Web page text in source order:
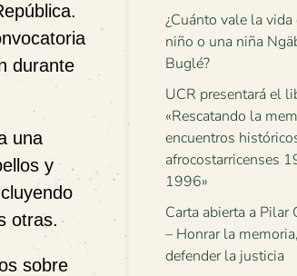
durante
una
y
otras.
sobre
¿Cuánto vale la vida
niño o una niña
Buglé?
UCR presentará el
«Rescatando la
encuentros
afrocostarricenses
1996»
Carta abierta a Pilar
– Honrar la memoria,
defender la justicia